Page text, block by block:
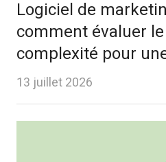
Logiciel de
comment évaluer
complexité pour
13 juillet 2026